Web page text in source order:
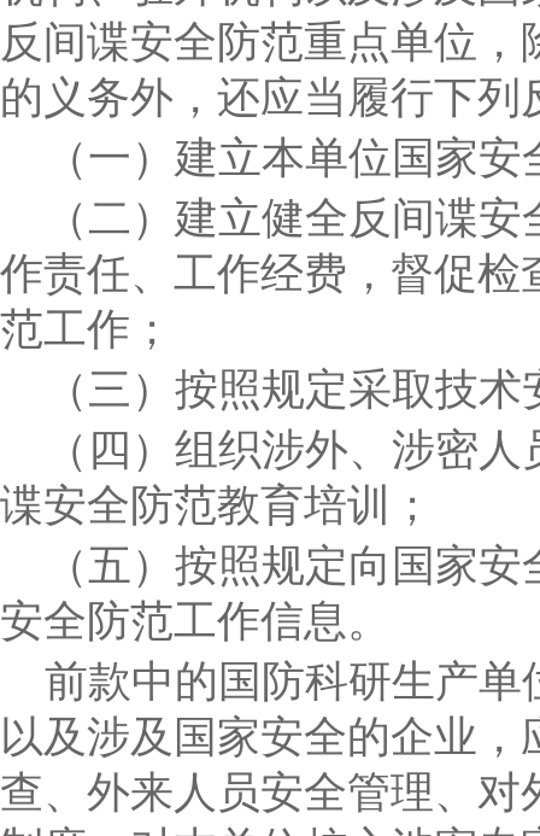
反间谍安全防范重点单位
的义务外，还应当履行下
（一）建立本单位国家
（二）建立健全反间谍
作责任、工作经费，督促
范工作；
（三）按照规定采取技
（四）组织涉外、涉密
谍安全防范教育培训；
（五）按照规定向国家
安全防范工作信息。
前款中的国防科研生产
以及涉及国家安全的企业
查、外来人员安全管理、